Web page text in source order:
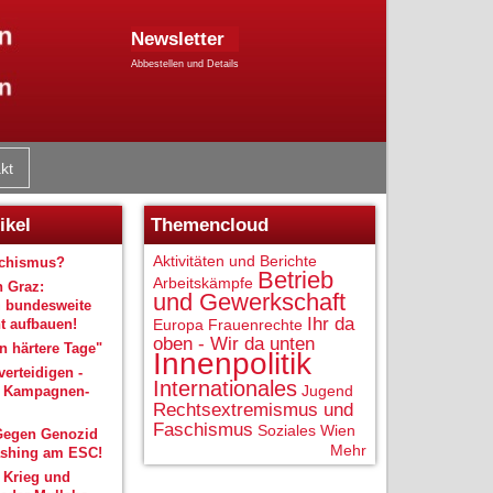
Newsletter
Abbestellen und Details
Graz:
bundesweite
aufbauen!
härtere Tage"
-
Genozid
am ESC!
Krieg und
Themencloud
Aktivitäten und Berichte
Arbeitskämpfe Betrieb
und Gewerkschaft
Europa Frauenrechte Ihr da
oben - Wir da unten
Innenpolitik
Internationales Jugend
Rechtsextremismus und
Faschismus Soziales Wien
Mehr